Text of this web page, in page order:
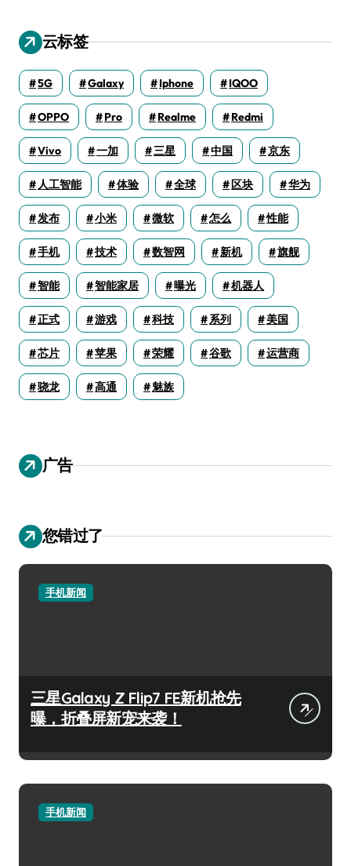
云标签
5G Galaxy Iphone IQOO
OPPO Pro Realme Redmi
Vivo 一加 三星 中国 京东
人工智能 体验 全球 区块 华为
发布 小米 微软 怎么 性能
手机 技术 数智网 新机 旗舰
智能 智能家居 曝光 机器人
正式 游戏 科技 系列 美国
芯片 苹果 荣耀 谷歌 运营商
骁龙 高通 魅族
广告
您错过了
手机新闻
三星Galaxy Z Flip7 FE新机抢先
曝，折叠屏新宠来袭！
手机新闻